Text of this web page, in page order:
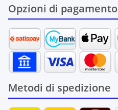
Opzioni di pagamento
Metodi di spedizione